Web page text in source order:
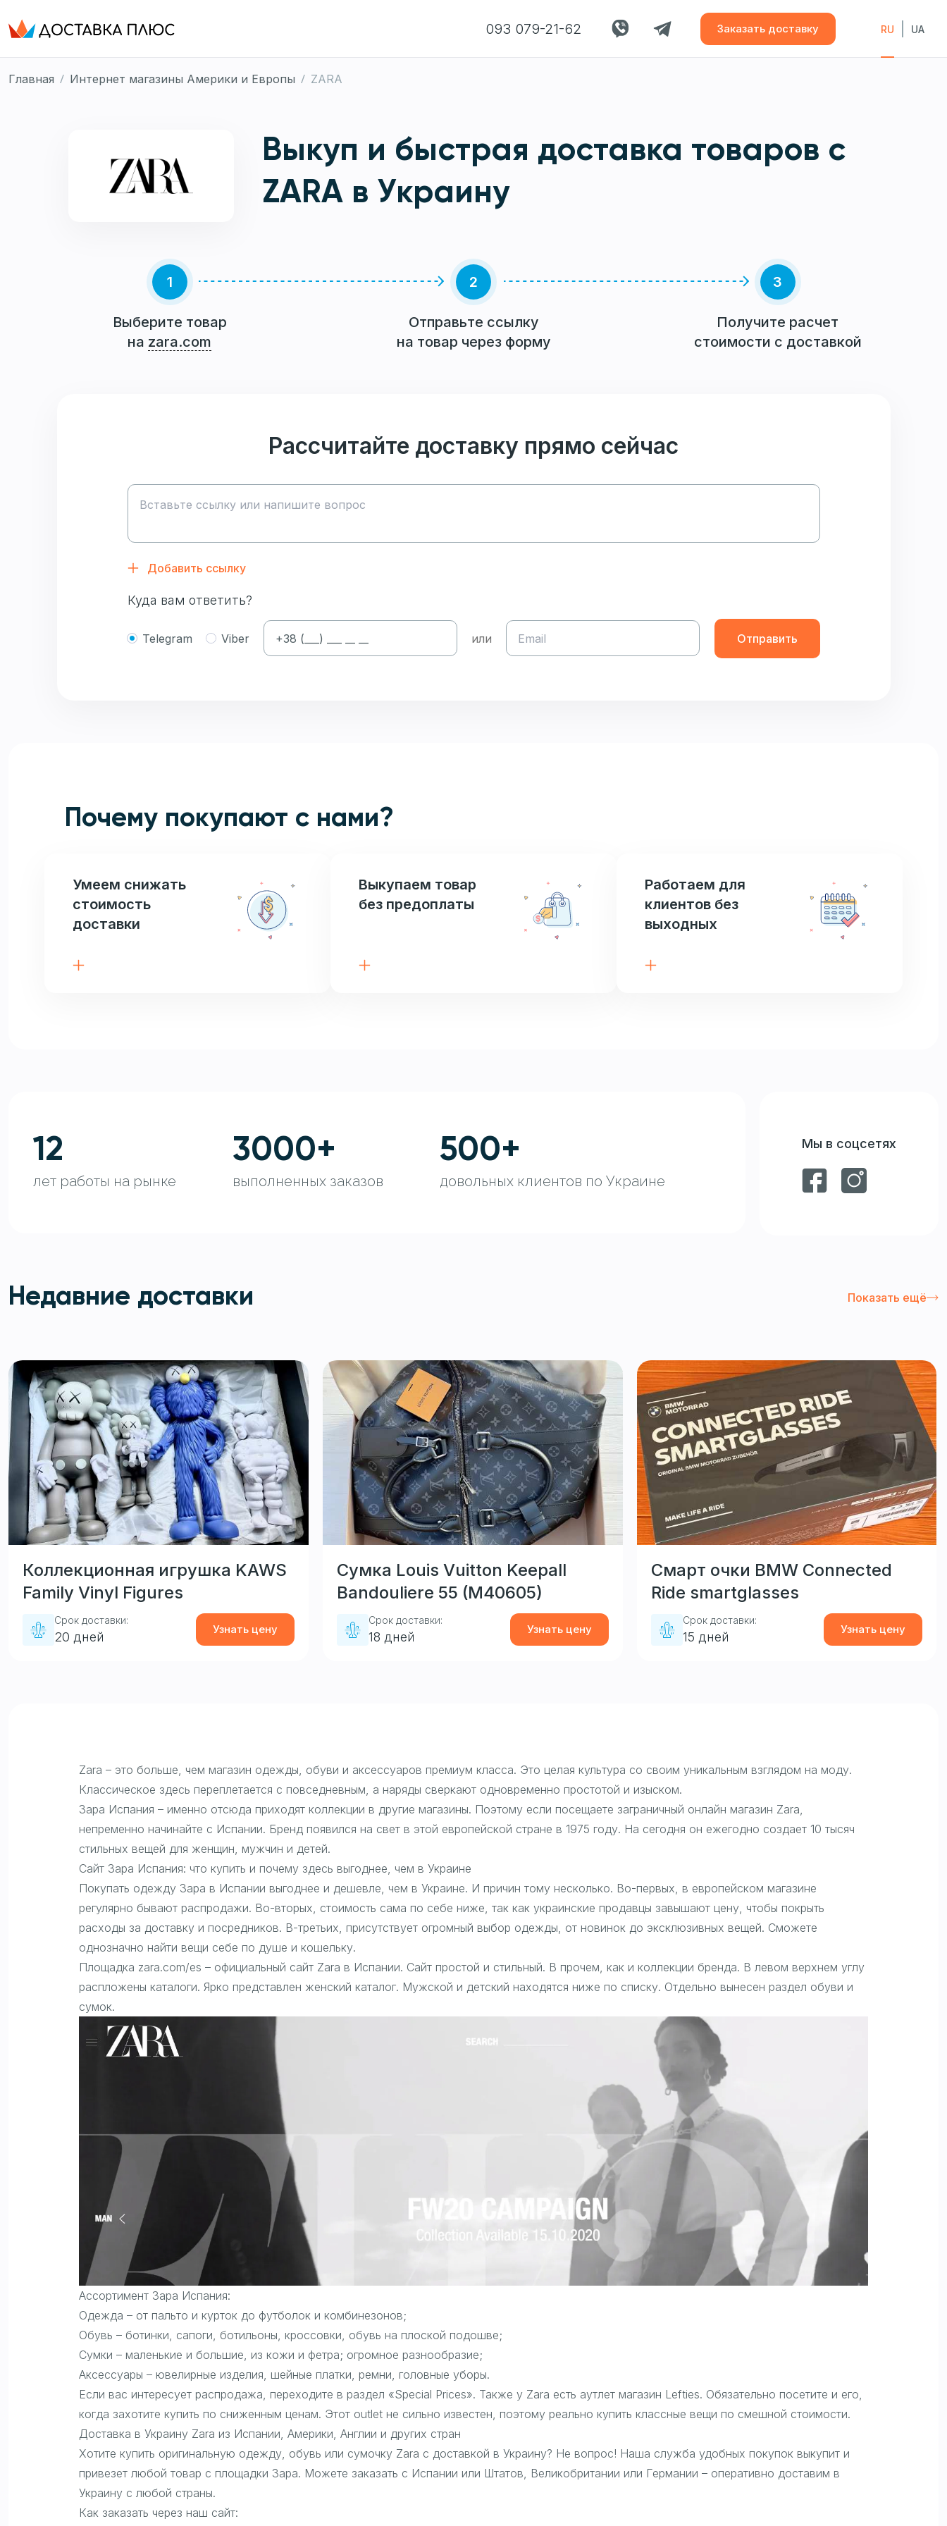
093 079-21-62 Заказать доставку RU UA
Главная / Интернет магазины Америки и Европы / ZARA
Выкуп и быстрая доставка товаров с
ZARA в Украину
1
Выберите товар
на zara.com
2
Отправьте ссылку
на товар через форму
3
Получите расчет
стоимости с доставкой
Рассчитайте доставку прямо сейчас
Добавить ссылку
Куда вам ответить?
Telegram Viber или Отправить
Почему покупают с нами?
Умеем снижать
стоимость
доставки
Выкупаем товар
без предоплаты
Работаем для
клиентов без
выходных
12
лет работы на рынке
3000+
выполненных заказов
500+
довольных клиентов по Украине
Мы в соцсетях
Недавние доставки Показать ещё
Коллекционная игрушка KAWS
Family Vinyl Figures
Срок доставки:
20 дней Узнать цену
Сумка Louis Vuitton Keepall
Bandouliere 55 (M40605)
Срок доставки:
18 дней Узнать цену
Смарт очки BMW Connected
Ride smartglasses
Срок доставки:
15 дней Узнать цену
Zara – это больше, чем магазин одежды, обуви и аксессуаров премиум класса. Это целая культура со своим уникальным взглядом на моду.
Классическое здесь переплетается с повседневным, а наряды сверкают одновременно простотой и изыском.
Зара Испания – именно отсюда приходят коллекции в другие магазины. Поэтому если посещаете заграничный онлайн магазин Zara,
непременно начинайте с Испании. Бренд появился на свет в этой европейской стране в 1975 году. На сегодня он ежегодно создает 10 тысяч
стильных вещей для женщин, мужчин и детей.
Сайт Зара Испания: что купить и почему здесь выгоднее, чем в Украине
Покупать одежду Зара в Испании выгоднее и дешевле, чем в Украине. И причин тому несколько. Во-первых, в европейском магазине
регулярно бывают распродажи. Во-вторых, стоимость сама по себе ниже, так как украинские продавцы завышают цену, чтобы покрыть
расходы за доставку и посредников. В-третьих, присутствует огромный выбор одежды, от новинок до эксклюзивных вещей. Сможете
однозначно найти вещи себе по душе и кошельку.
Площадка zara.com/es – официальный сайт Zara в Испании. Сайт простой и стильный. В прочем, как и коллекции бренда. В левом верхнем углу
распложены каталоги. Ярко представлен женский каталог. Мужской и детский находятся ниже по списку. Отдельно вынесен раздел обуви и
сумок.
Ассортимент Зара Испания:
Одежда – от пальто и курток до футболок и комбинезонов;
Обувь – ботинки, сапоги, ботильоны, кроссовки, обувь на плоской подошве;
Сумки – маленькие и большие, из кожи и фетра; огромное разнообразие;
Аксессуары – ювелирные изделия, шейные платки, ремни, головные уборы.
Если вас интересует распродажа, переходите в раздел «Special Prices». Также у Zara есть аутлет магазин Lefties. Обязательно посетите и его,
когда захотите купить по сниженным ценам. Этот outlet не сильно известен, поэтому реально купить классные вещи по смешной стоимости.
Доставка в Украину Zara из Испании, Америки, Англии и других стран
Хотите купить оригинальную одежду, обувь или сумочку Zara с доставкой в Украину? Не вопрос! Наша служба удобных покупок выкупит и
привезет любой товар с площадки Зара. Можете заказать с Испании или Штатов, Великобритании или Германии – оперативно доставим в
Украину с любой страны.
Как заказать через наш сайт: